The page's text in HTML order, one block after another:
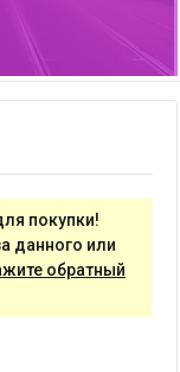
покупки!
данного или
обратный